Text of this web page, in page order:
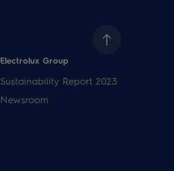
Electrolux Group
Sustainability Report 2023
Newsroom